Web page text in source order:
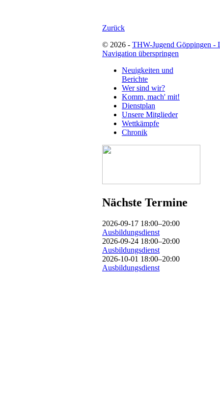
Zurück
© 2026 - THW-Jugend Göppingen -
Navigation überspringen
Neuigkeiten und
Berichte
Wer sind wir?
Komm, mach' mit!
Dienstplan
Unsere Mitglieder
Wettkämpfe
Chronik
Nächste Termine
2026-09-17 18:00–20:00
Ausbildungsdienst
2026-09-24 18:00–20:00
Ausbildungsdienst
2026-10-01 18:00–20:00
Ausbildungsdienst